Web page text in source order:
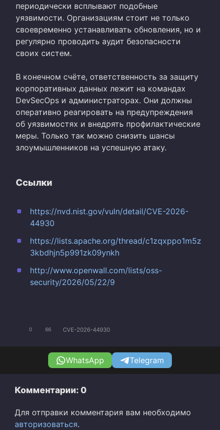
периодически всплывают подобные
уязвимости. Организациям стоит не только
своевременно устанавливать обновления, но и
регулярно проводить аудит безопасности
своих систем.
В конечном счёте, ответственность за защиту
корпоративных данных лежит на командах
DevSecOps и администраторах. Они должны
оперативно реагировать на предупреждения
об уязвимостях и внедрять профилактические
меры. Только так можно снизить шансы
злоумышленников на успешную атаку.
Ссылки
https://nvd.nist.gov/vuln/detail/CVE-2026-
44930
https://lists.apache.org/thread/c1zqxppo1m5z
3kbdhjn5p991zk09ynkh
http://www.openwall.com/lists/oss-
security/2026/05/22/9
0 66 CVE-2026-44930
WhatsApp Telegram
Комментарии: 0
Для отправки комментария вам необходимо
авторизоваться.